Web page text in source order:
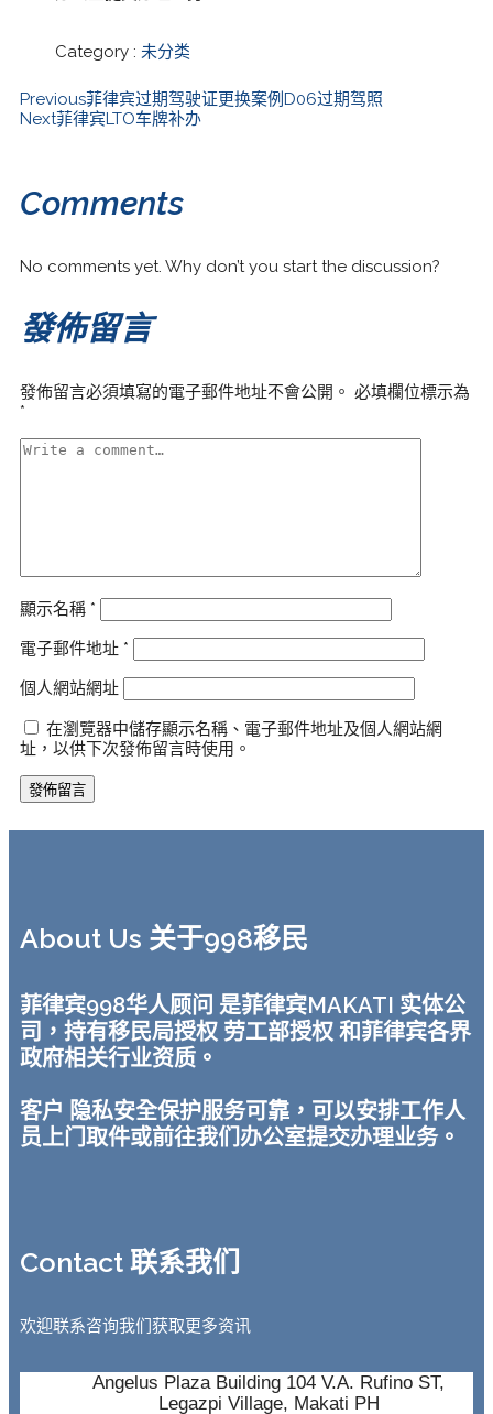
Category : 未分类
Previous菲律宾过期驾驶证更换案例D06过期驾照
Next菲律宾LTO车牌补办
Comments
No comments yet. Why don’t you start the discussion?
發佈留言
發佈留言必須填寫的電子郵件地址不會公開。 必填欄位標示為
*
顯示名稱 *
電子郵件地址 *
個人網站網址
在瀏覽器中儲存顯示名稱、電子郵件地址及個人網站網
址，以供下次發佈留言時使用。
About Us 关于998移民
菲律宾998华人顾问 是菲律宾MAKATI 实体公
司，持有移民局授权 劳工部授权 和菲律宾各界
政府相关行业资质。
客户 隐私安全保护服务可靠，可以安排工作人
员上门取件或前往我们办公室提交办理业务。
Contact 联系我们
欢迎联系咨询我们获取更多资讯
Angelus Plaza Building 104 V.A. Rufino ST,
Legazpi Village, Makati PH